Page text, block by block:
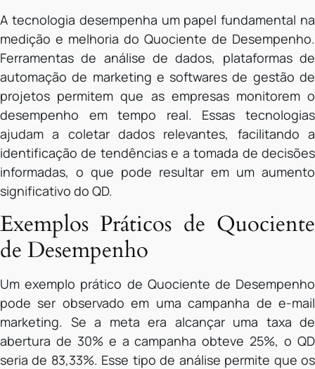
A tecnologia desempenha um papel fundamental na
medição e melhoria do Quociente de Desempenho.
Ferramentas de análise de dados, plataformas de
automação de marketing e softwares de gestão de
projetos permitem que as empresas monitorem o
desempenho em tempo real. Essas tecnologias
ajudam a coletar dados relevantes, facilitando a
identificação de tendências e a tomada de decisões
informadas, o que pode resultar em um aumento
significativo do QD.
Exemplos Práticos de Quociente
de Desempenho
Um exemplo prático de Quociente de Desempenho
pode ser observado em uma campanha de e-mail
marketing. Se a meta era alcançar uma taxa de
abertura de 30% e a campanha obteve 25%, o QD
seria de 83,33%. Esse tipo de análise permite que os